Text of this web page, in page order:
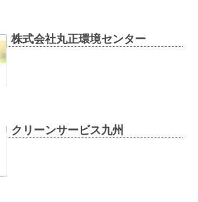
株式会社丸正環境センター
クリーンサービス九州